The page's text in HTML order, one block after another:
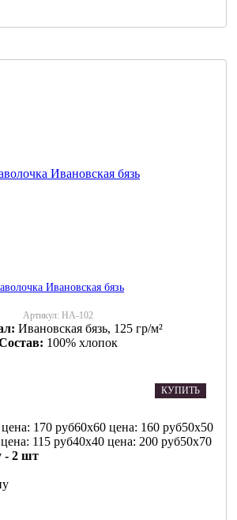
Ивановская бязь
Артикул: НА-102
Ивановская бязь, 125 гр/м²
100% хлопок
КУПИТЬ
цена: 170 руб60х60 цена: 160 руб50х50
цена: 115 руб40х40 цена: 200 руб50х70
- 2 шт